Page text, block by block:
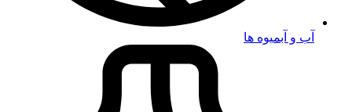
آب و آبمیوه ها